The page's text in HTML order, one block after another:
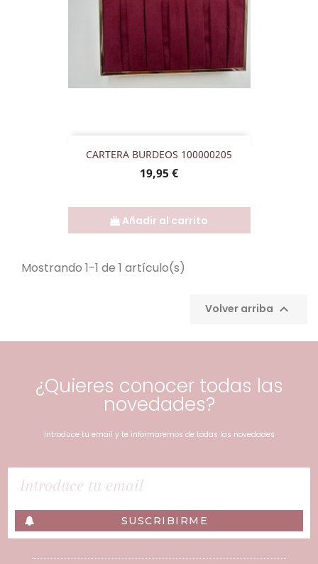
CARTERA BURDEOS 100000205
Precio
19,95 €
Añadir al carrito
Mostrando 1-1 de 1 artículo(s)
Volver arriba 
¿Quieres conocer todas las
novedades?
Introduce tu email y te informaremos de todas las novedades
SUSCRIBIRME